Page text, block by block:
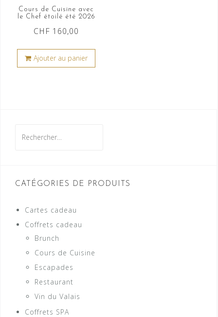
Cours de Cuisine avec
le Chef étoilé été 2026
CHF 160,00
Ajouter au panier
CATÉGORIES DE PRODUITS
Cartes cadeau
Coffrets cadeau
Brunch
Cours de Cuisine
Escapades
Restaurant
Vin du Valais
Coffrets SPA